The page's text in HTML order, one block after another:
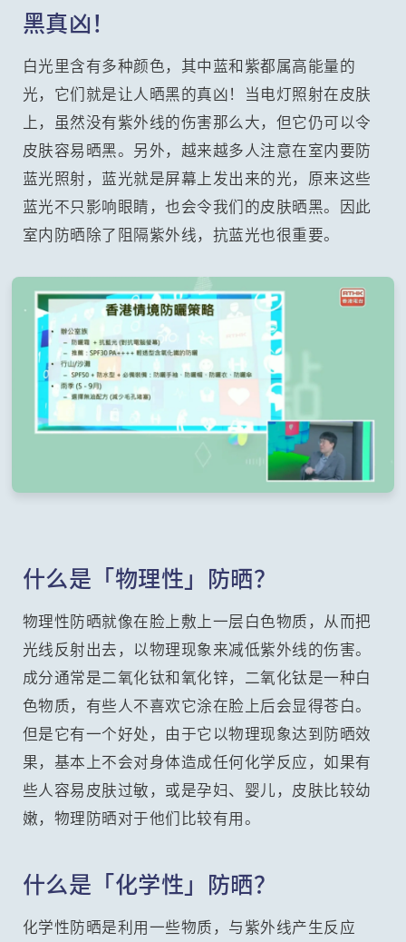
黑真凶！
白光里含有多种颜色，其中蓝和紫都属高能量的
光，它们就是让人晒黑的真凶！当电灯照射在皮肤
上，虽然没有紫外线的伤害那么大，但它仍可以令
皮肤容易晒黑。另外，越来越多人注意在室内要防
蓝光照射，蓝光就是屏幕上发出来的光，原来这些
蓝光不只影响眼睛，也会令我们的皮肤晒黑。因此
室内防晒除了阻隔紫外线，抗蓝光也很重要。
什么是「物理性」防晒？
物理性防晒就像在脸上敷上一层白色物质，从而把
光线反射出去，以物理现象来减低紫外线的伤害。
成分通常是二氧化钛和氧化锌，二氧化钛是一种白
色物质，有些人不喜欢它涂在脸上后会显得苍白。
但是它有一个好处，由于它以物理现象达到防晒效
果，基本上不会对身体造成任何化学反应，如果有
些人容易皮肤过敏，或是孕妇、婴儿，皮肤比较幼
嫩，物理防晒对于他们比较有用。
什么是「化学性」防晒？
化学性防晒是利用一些物质，与紫外线产生反应